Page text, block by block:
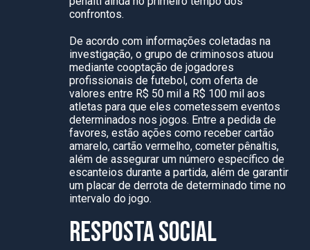
confrontos.
De acordo com informações coletadas na
investigação, o grupo de criminosos atuou
mediante cooptação de jogadores
profissionais de futebol, com oferta de
valores entre R$ 50 mil a R$ 100 mil aos
atletas para que eles cometessem eventos
determinados nos jogos. Entre a pedida de
favores, estão ações como receber cartão
amarelo, cartão vermelho, cometer pênaltis,
além de assegurar um número específico de
escanteios durante a partida, além de garantir
um placar de derrota de determinado time no
intervalo do jogo.
RESPOSTA SOCIAL